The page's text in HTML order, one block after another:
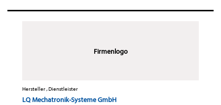
Firmenlogo
Hersteller , Dienstleister
LQ Mechatronik-Systeme GmbH